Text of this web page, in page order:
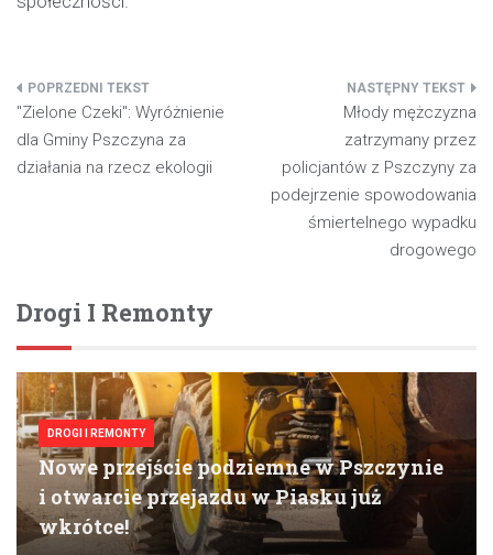
Nawigacja
wpisu
"Zielone Czeki": Wyróżnienie
dla Gminy Pszczyna za
działania na rzecz ekologii
Młody mężczyzna
zatrzymany przez
policjantów z Pszczyny za
podejrzenie spowodowania
śmiertelnego wypadku
drogowego
Drogi I Remonty
DROGI I REMONTY
Nowe przejście podziemne w Pszczynie
i otwarcie przejazdu w Piasku już
wkrótce!